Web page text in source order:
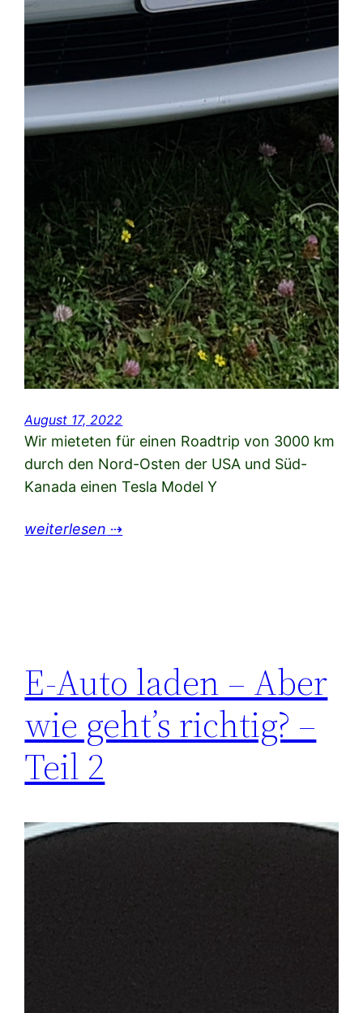
August 17, 2022
Wir mieteten für einen Roadtrip von 3000 km
durch den Nord-Osten der USA und Süd-
Kanada einen Tesla Model Y
weiterlesen ⇢
E-Auto laden – Aber
wie geht’s richtig? –
Teil 2